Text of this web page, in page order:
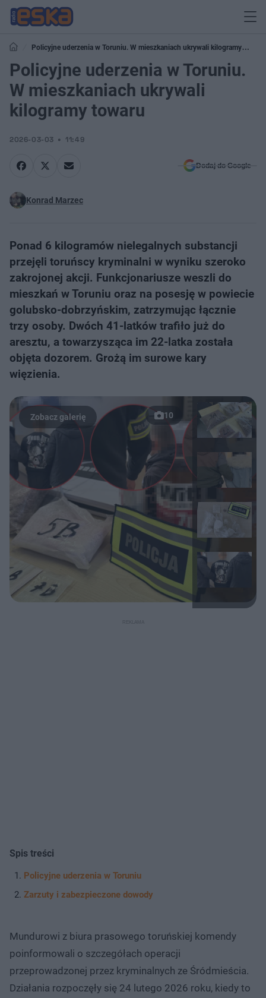
Policyjne uderzenia w Toruniu. W mieszkaniach ukrywali kilogramy
towaru
Policyjne uderzenia w Toruniu.
W mieszkaniach ukrywali
kilogramy towaru
2026-03-03 11:49
Dodaj do Google
Konrad Marzec
Ponad 6 kilogramów nielegalnych substancji
przejęli toruńscy kryminalni w wyniku szeroko
zakrojonej akcji. Funkcjonariusze weszli do
mieszkań w Toruniu oraz na posesję w powiecie
golubsko-dobrzyńskim, zatrzymując łącznie
trzy osoby. Dwóch 41-latków trafiło już do
aresztu, a towarzysząca im 22-latka została
objęta dozorem. Grożą im surowe kary
więzienia.
10
Spis treści
Policyjne uderzenia w Toruniu
Zarzuty i zabezpieczone dowody
Mundurowi z biura prasowego toruńskiej komendy
poinformowali o szczegółach operacji
przeprowadzonej przez kryminalnych ze Śródmieścia.
Działania rozpoczęły się 24 lutego 2026 roku, kiedy to